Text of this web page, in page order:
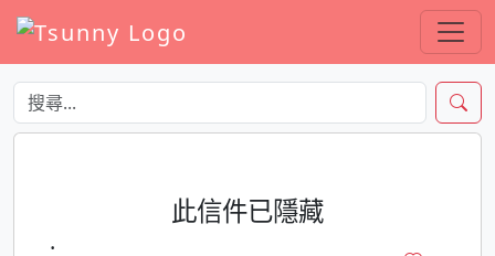
此信件已隱藏
·